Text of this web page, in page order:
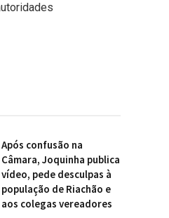
Após confusão na
Câmara, Joquinha publica
vídeo, pede desculpas à
população de Riachão e
aos colegas vereadores